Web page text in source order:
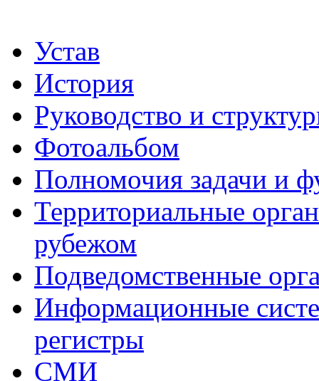
Устав
История
Руководство и
Фотоальбом
Полномочия задачи и
Территориальные
рубежом
Подведомственные
Информационные
регистры
СМИ